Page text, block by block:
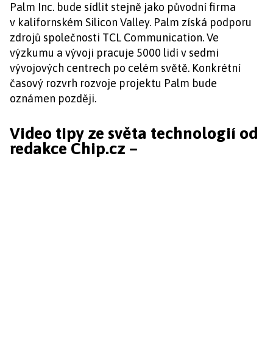
Palm Inc. bude sídlit stejně jako původní firma
v kalifornském Silicon Valley. Palm získá podporu
zdrojů společnosti TCL Communication. Ve
výzkumu a vývoji pracuje 5000 lidí v sedmi
vývojových centrech po celém světě. Konkrétní
časový rozvrh rozvoje projektu Palm bude
oznámen později.
Video tipy ze světa technologií od
redakce Chip.cz –